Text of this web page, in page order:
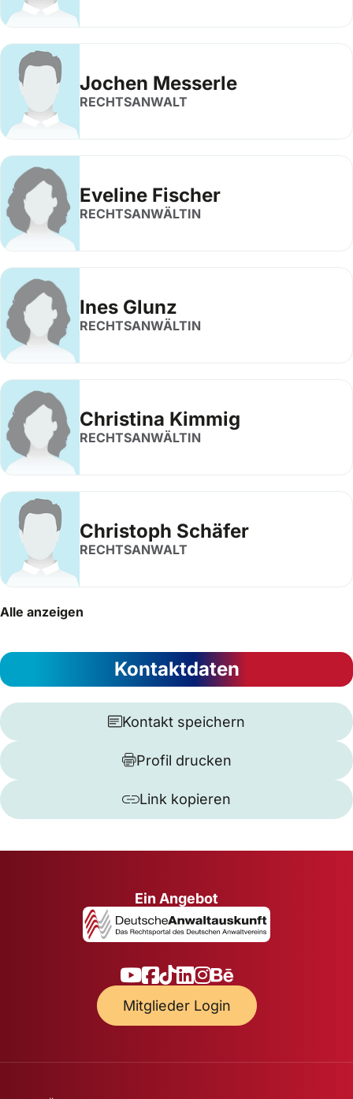
Jochen Messerle
RECHTSANWALT
Eveline Fischer
RECHTSANWÄLTIN
Ines Glunz
RECHTSANWÄLTIN
Christina Kimmig
RECHTSANWÄLTIN
Christoph Schäfer
RECHTSANWALT
Alle anzeigen
Kontaktdaten
Kontakt speichern
Profil drucken
Link kopieren
Ein Angebot
Mitglieder Login